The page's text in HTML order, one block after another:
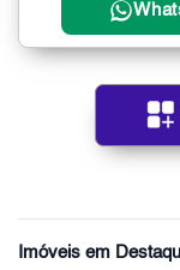
Imóveis em